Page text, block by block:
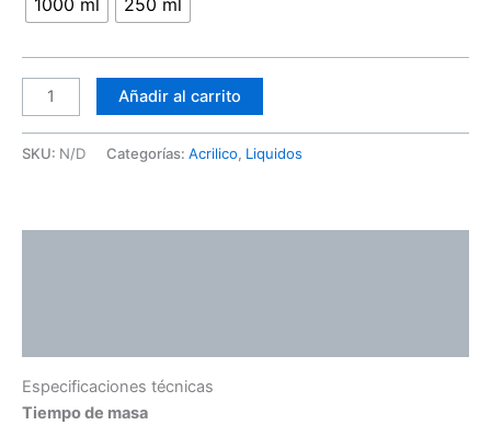
1000 ml 250 ml
Añadir al carrito
SKU: N/D Categorías: Acrilico, Liquidos
Especificaciones técnicas
Tiempo de masa